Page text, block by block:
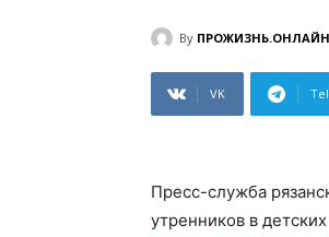
By ПРОЖИЗНЬ.ОНЛАЙН
VK
Пресс-служба
утренников в